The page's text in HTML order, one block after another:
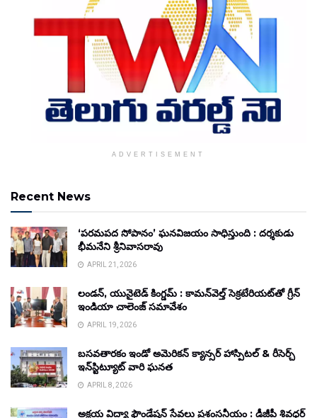
ADVERTISEMENT
Recent News
‘పరమపద సోపానం’ ఘనవిజయం సాధిస్తుంది : దర్శకుడు
భీమనేని శ్రీనివాసరావు
APRIL 21, 2026
లండన్, యునైటెడ్ కింగ్డమ్ : కామన్‌వెల్త్ సెక్రటేరియట్‌తో గ్రీన్
ఇండియా చాలెంజ్ సమావేశం
APRIL 19, 2026
బసవతారకం ఇండో అమెరికన్ క్యాన్సర్ హాస్పిటల్ & రీసెర్చ్
ఇన్‌స్టిట్యూట్ వారి ఘనత
APRIL 8, 2026
అక్షయ విద్యా ఫౌండేషన్ సేవలు ప్రశంసనీయం : డీజీపీ శివధర్